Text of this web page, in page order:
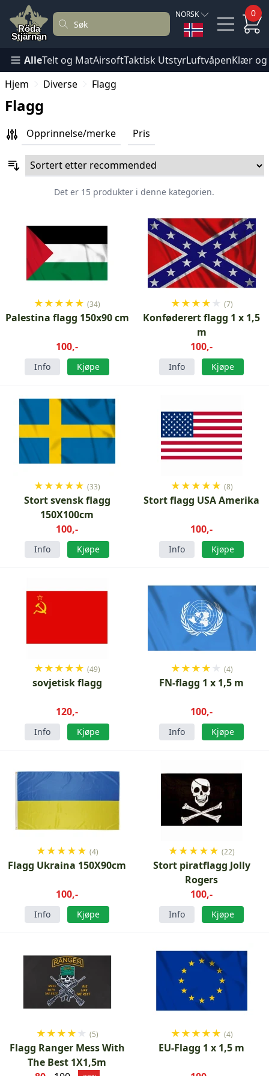
NORSK 0
AlleTelt og MatAirsoftTaktisk UtstyrLuftvåpenKlær
Hjem
Diverse Flagg
Flagg
Opprinnelse/merke Pris
Det er 15 produkter i denne kategorien.
★★★★★ (34)
Palestina flagg 150x90 cm
100,-
Info Kjøpe
★★★★ ★ (7)
Konføderert flagg 1 x 1,5
m
100,-
Info Kjøpe
★★★★★ (33)
Stort svensk flagg
150X100cm
100,-
Info Kjøpe
★★★★★ (8)
Stort flagg USA Amerika
100,-
Info Kjøpe
★★★★★ (49)
sovjetisk flagg
120,-
Info Kjøpe
★★★★ ★ (4)
FN-flagg 1 x 1,5 m
100,-
Info Kjøpe
★★★★★ (4)
Flagg Ukraina 150X90cm
100,-
Info Kjøpe
★★★★★ (22)
Stort piratflagg Jolly
Rogers
100,-
Info Kjøpe
★★★★ ★ (5)
Flagg Ranger Mess With
The Best 1X1,5m
★★★★★ (4)
EU-Flagg 1 x 1,5 m